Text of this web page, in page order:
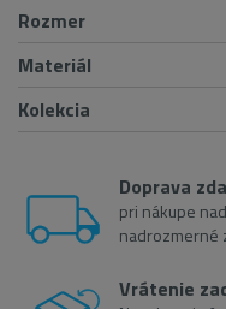
Rozmer
Materiál
Kolekcia
Doprava
pri nákupe
nadrozmerné
Vrátenie